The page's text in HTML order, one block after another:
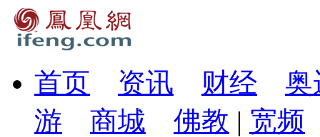
首页 资讯 财经
奥
游
商城 佛教 | 宽频